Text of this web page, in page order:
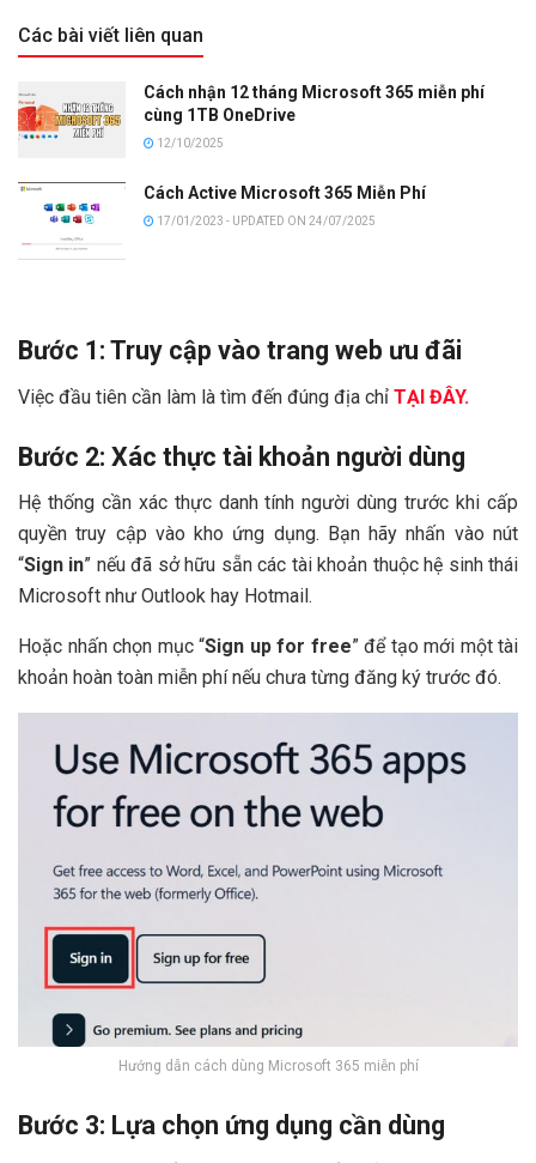
Các bài viết liên quan
Cách nhận 12 tháng Microsoft 365 miễn phí
cùng 1TB OneDrive
12/10/2025
Cách Active Microsoft 365 Miễn Phí
17/01/2023 - UPDATED ON 24/07/2025
Bước 1: Truy cập vào trang web ưu đãi
Việc đầu tiên cần làm là tìm đến đúng địa chỉ TẠI ĐÂY.
Bước 2: Xác thực tài khoản người dùng
Hệ thống cần xác thực danh tính người dùng trước khi cấp
quyền truy cập vào kho ứng dụng. Bạn hãy nhấn vào nút
“Sign in” nếu đã sở hữu sẵn các tài khoản thuộc hệ sinh thái
Microsoft như Outlook hay Hotmail.
Hoặc nhấn chọn mục “Sign up for free” để tạo mới một tài
khoản hoàn toàn miễn phí nếu chưa từng đăng ký trước đó.
Hướng dẫn cách dùng Microsoft 365 miễn phí
Bước 3: Lựa chọn ứng dụng cần dùng